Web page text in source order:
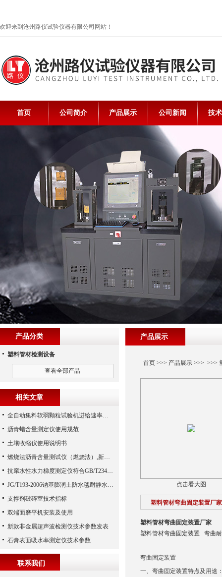
欢迎来到沧州路仪试验仪器有限公司网站！
首页 公司简介 产品展示 公司新闻 技
产品展示
首页>>> 产品展示>>> >>>
点击看大图
塑料管材弯曲固定装置厂家
塑料管材弯曲固定装置厂家
塑料管材弯曲固定装置 弯曲
弯曲固定装置
一、弯曲固定装置特点及用途
产品分类
塑料管材检测设备
查看全部产品
相关文章
全自动集料软弱颗粒试验机进给速率的调整技巧
沥青蜡含量测定仪使用规范
土壤收缩仪使用说明书
燃烧法沥青含量测试仪（燃烧法）,新型测试沥青含量（河北路仪）
抗窜水性水力梯度测定仪符合GB/T23457-2017
JG/T193-2006钠基膨润土防水毯耐静水压测定仪
支撑剂破碎室技术指标
双端面磨平机安装及使用
新款非金属超声波检测仪技术参数发表
石膏表面吸水率测定仪技术参数
联系我们